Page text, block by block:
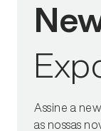
Assine a
as nossas